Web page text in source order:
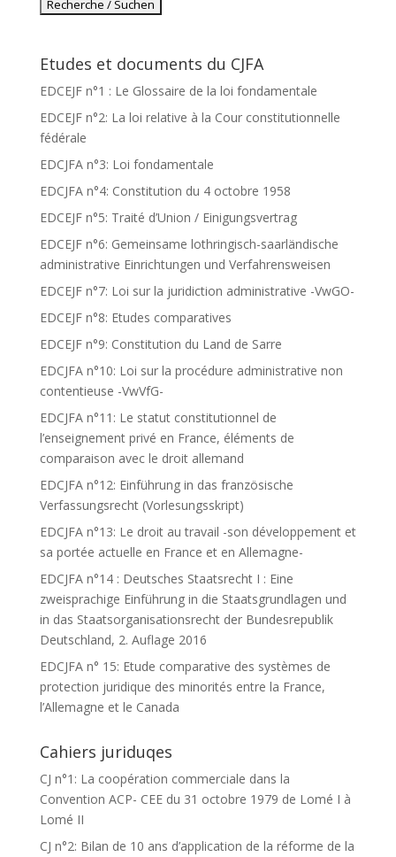
Etudes et documents du CJFA
EDCEJF n°1 : Le Glossaire de la loi fondamentale
EDCEJF n°2: La loi relative à la Cour constitutionnelle
fédérale
EDCJFA n°3: Loi fondamentale
EDCJFA n°4: Constitution du 4 octobre 1958
EDCEJF n°5: Traité d’Union / Einigungsvertrag
EDCEJF n°6: Gemeinsame lothringisch-saarländische
administrative Einrichtungen und Verfahrensweisen
EDCEJF n°7: Loi sur la juridiction administrative -VwGO-
EDCEJF n°8: Etudes comparatives
EDCEJF n°9: Constitution du Land de Sarre
EDCJFA n°10: Loi sur la procédure administrative non
contentieuse -VwVfG-
EDCJFA n°11: Le statut constitutionnel de
l’enseignement privé en France, éléments de
comparaison avec le droit allemand
EDCJFA n°12: Einführung in das französische
Verfassungsrecht (Vorlesungsskript)
EDCJFA n°13: Le droit au travail -son développement et
sa portée actuelle en France et en Allemagne-
EDCJFA n°14 : Deutsches Staatsrecht I : Eine
zweisprachige Einführung in die Staatsgrundlagen und
in das Staatsorganisationsrecht der Bundesrepublik
Deutschland, 2. Auflage 2016
EDCJFA n° 15: Etude comparative des systèmes de
protection juridique des minorités entre la France,
l’Allemagne et le Canada
Cahiers juriduqes
CJ n°1: La coopération commerciale dans la
Convention ACP- CEE du 31 octobre 1979 de Lomé I à
Lomé II
CJ n°2: Bilan de 10 ans d’application de la réforme de la